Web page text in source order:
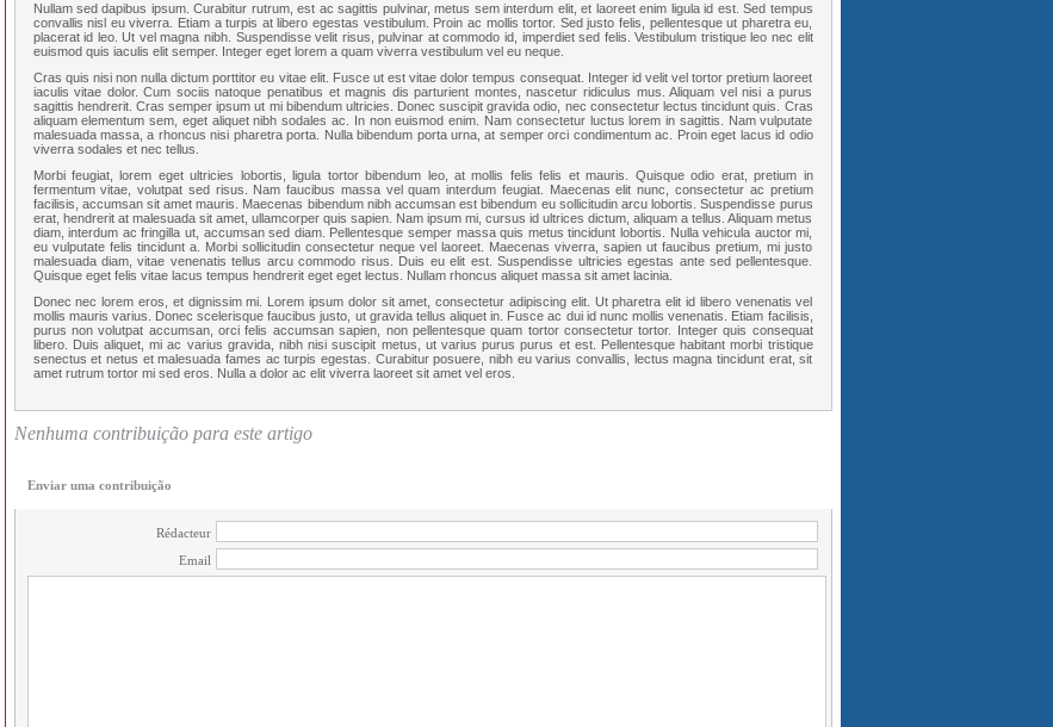
Nullam sed dapibus ipsum. Curabitur rutrum, est ac sagittis pulvinar, metus sem interdum elit, et laoreet enim ligula id est. Sed tempus
convallis nisl eu viverra. Etiam a turpis at libero egestas vestibulum. Proin ac mollis tortor. Sed justo felis, pellentesque ut pharetra eu,
placerat id leo. Ut vel magna nibh. Suspendisse velit risus, pulvinar at commodo id, imperdiet sed felis. Vestibulum tristique leo nec elit
euismod quis iaculis elit semper. Integer eget lorem a quam viverra vestibulum vel eu neque.
Cras quis nisi non nulla dictum porttitor eu vitae elit. Fusce ut est vitae dolor tempus consequat. Integer id velit vel tortor pretium laoreet
iaculis vitae dolor. Cum sociis natoque penatibus et magnis dis parturient montes, nascetur ridiculus mus. Aliquam vel nisi a purus
sagittis hendrerit. Cras semper ipsum ut mi bibendum ultricies. Donec suscipit gravida odio, nec consectetur lectus tincidunt quis. Cras
aliquam elementum sem, eget aliquet nibh sodales ac. In non euismod enim. Nam consectetur luctus lorem in sagittis. Nam vulputate
malesuada massa, a rhoncus nisi pharetra porta. Nulla bibendum porta urna, at semper orci condimentum ac. Proin eget lacus id odio
viverra sodales et nec tellus.
Morbi feugiat, lorem eget ultricies lobortis, ligula tortor bibendum leo, at mollis felis felis et mauris. Quisque odio erat, pretium in
fermentum vitae, volutpat sed risus. Nam faucibus massa vel quam interdum feugiat. Maecenas elit nunc, consectetur ac pretium
facilisis, accumsan sit amet mauris. Maecenas bibendum nibh accumsan est bibendum eu sollicitudin arcu lobortis. Suspendisse purus
erat, hendrerit at malesuada sit amet, ullamcorper quis sapien. Nam ipsum mi, cursus id ultrices dictum, aliquam a tellus. Aliquam metus
diam, interdum ac fringilla ut, accumsan sed diam. Pellentesque semper massa quis metus tincidunt lobortis. Nulla vehicula auctor mi,
eu vulputate felis tincidunt a. Morbi sollicitudin consectetur neque vel laoreet. Maecenas viverra, sapien ut faucibus pretium, mi justo
malesuada diam, vitae venenatis tellus arcu commodo risus. Duis eu elit est. Suspendisse ultricies egestas ante sed pellentesque.
Quisque eget felis vitae lacus tempus hendrerit eget eget lectus. Nullam rhoncus aliquet massa sit amet lacinia.
Donec nec lorem eros, et dignissim mi. Lorem ipsum dolor sit amet, consectetur adipiscing elit. Ut pharetra elit id libero venenatis vel
mollis mauris varius. Donec scelerisque faucibus justo, ut gravida tellus aliquet in. Fusce ac dui id nunc mollis venenatis. Etiam facilisis,
purus non volutpat accumsan, orci felis accumsan sapien, non pellentesque quam tortor consectetur tortor. Integer quis consequat
libero. Duis aliquet, mi ac varius gravida, nibh nisi suscipit metus, ut varius purus purus et est. Pellentesque habitant morbi tristique
senectus et netus et malesuada fames ac turpis egestas. Curabitur posuere, nibh eu varius convallis, lectus magna tincidunt erat, sit
amet rutrum tortor mi sed eros. Nulla a dolor ac elit viverra laoreet sit amet vel eros.
Nenhuma contribuição para este artigo
Enviar uma contribuição
Rédacteur
Email